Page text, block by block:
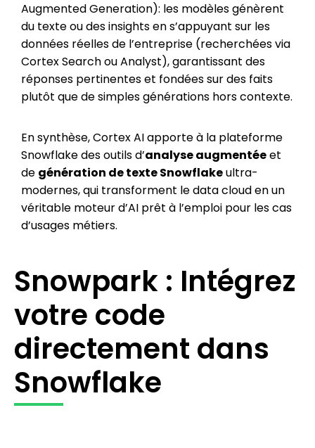
Augmented Generation): les modèles génèrent
du texte ou des insights en s’appuyant sur les
données réelles de l’entreprise (recherchées via
Cortex Search ou Analyst), garantissant des
réponses pertinentes et fondées sur des faits
plutôt que de simples générations hors contexte.
En synthèse, Cortex AI apporte à la plateforme
Snowflake des outils d’analyse augmentéeet
de génération de texte Snowflakeultra-
modernes, qui transforment le data cloud en un
véritable moteur d’AI prêt à l’emploi pour les cas
d’usages métiers.
Snowpark : Intégrez
votre code
directement dans
Snowflake